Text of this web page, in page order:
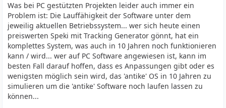
Was bei PC gestützten Projekten leider auch immer ein
Problem ist: Die Lauffähigkeit der Software unter dem
jeweilig aktuellen Betriebssystem... wer sich heute einen
preiswerten Speki mit Tracking Generator gönnt, hat ein
komplettes System, was auch in 10 Jahren noch funktionieren
kann / wird... wer auf PC Software angewiesen ist, kann im
besten Fall darauf hoffen, dass es Anpassungen gibt oder es
wenigsten möglich sein wird, das 'antike' OS in 10 Jahren zu
simulieren um die 'antike' Software noch laufen lassen zu
können...